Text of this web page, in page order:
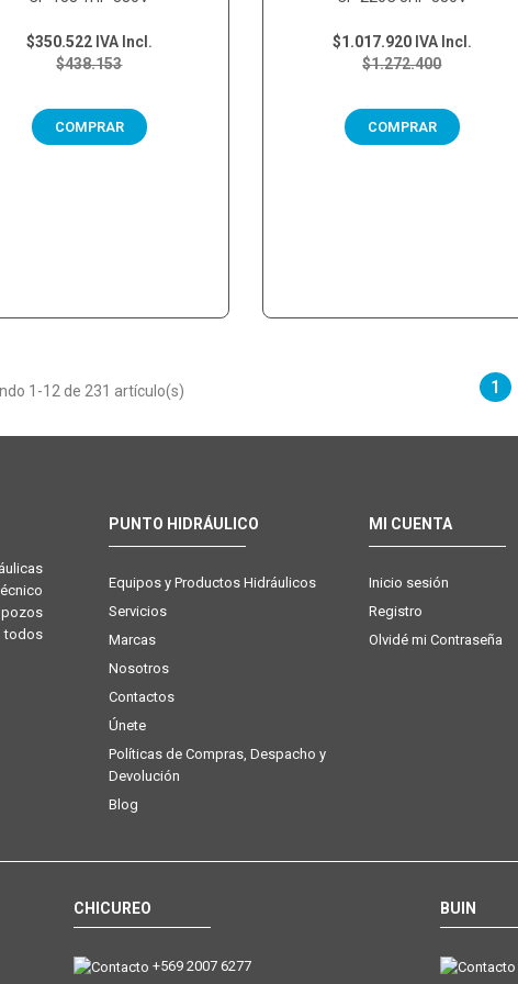
$438.153
$350.522 IVA Incl.
COMPRAR
$1.272.400
$1.017.920 IVA Incl.
COMPRAR
1-12 de 231 artículo(s) 1
pozos
todos
PUNTO HIDRÁULICO
Equipos y Productos Hidráulicos
Servicios
Marcas
Nosotros
Contactos
Únete
Políticas de Compras, Despacho y
Devolución
Blog
MI CUENTA
Inicio sesión
Registro
Olvidé mi Contraseña
CHICUREO
+569 2007 6277
BUIN